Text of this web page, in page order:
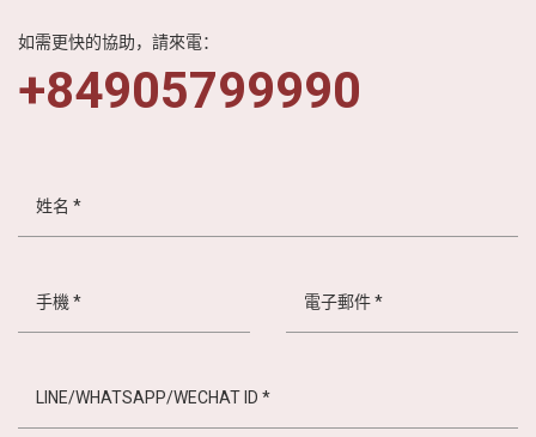
如需更快的協助，請來電：
+84905799990